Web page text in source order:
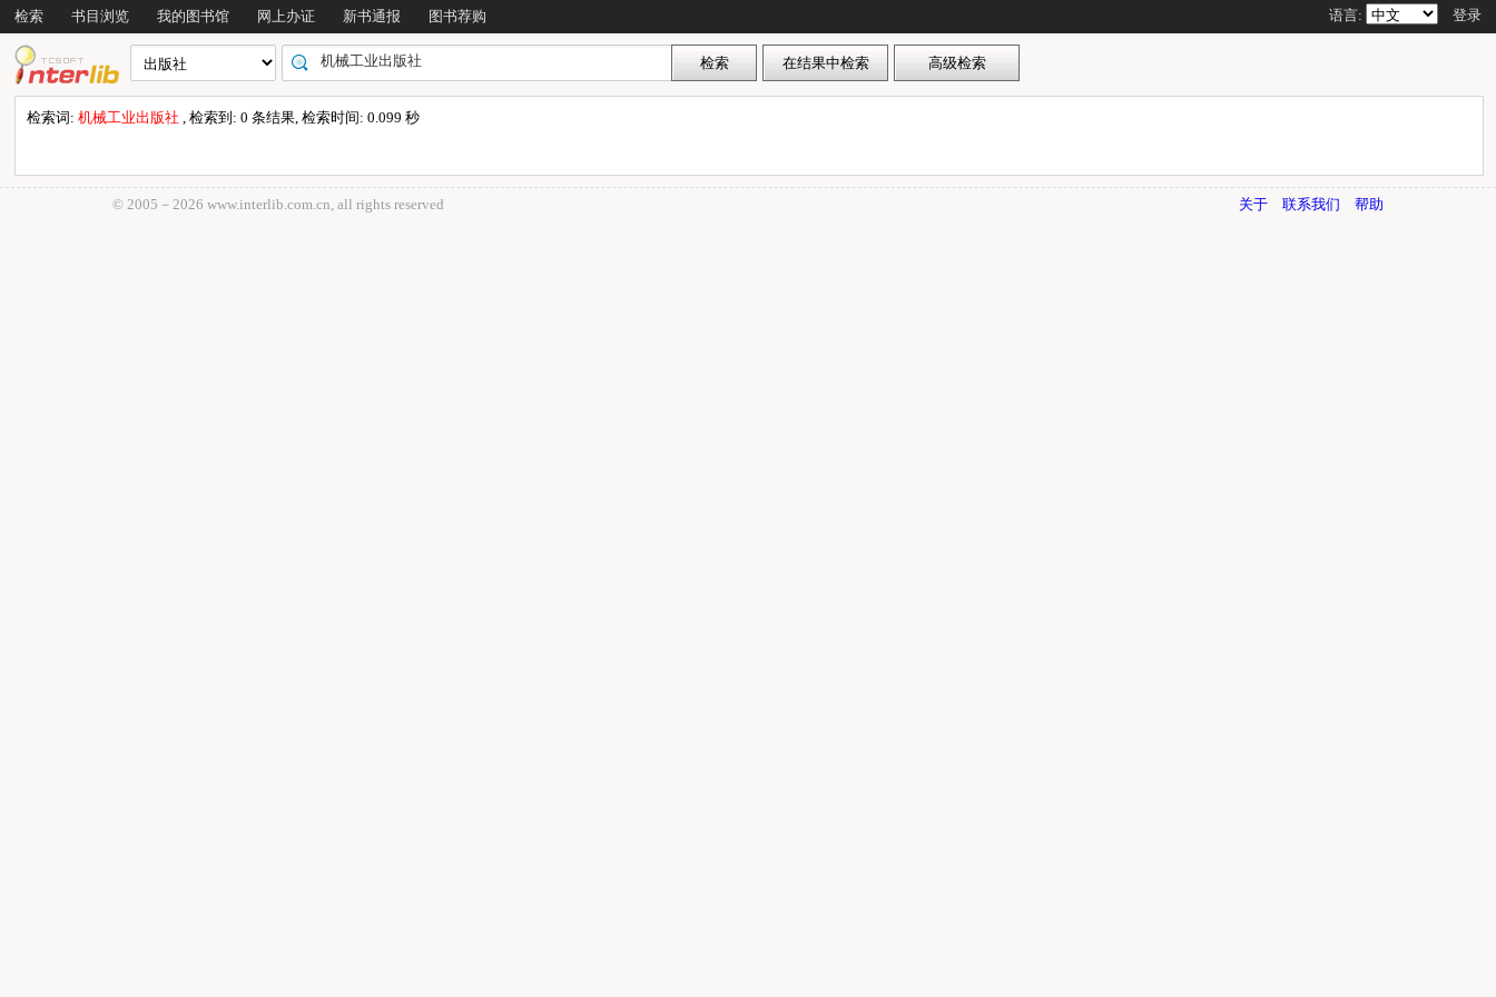
检索 书目浏览 我的图书馆 网上办证 新书通报 图书荐购 语言: 登录
检索词:机械工业出版社, 检索到: 0 条结果, 检索时间: 0.099 秒
© 2005－ 2026 www.interlib.com.cn, all rights reserved 关于 联系我们 帮助